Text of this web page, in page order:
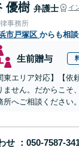
優樹 弁護士 イ
事務所
市戸塚区 からも相
生前贈与
東エリア対応】【
ません。だからこそ
所へご相談ください。
せ